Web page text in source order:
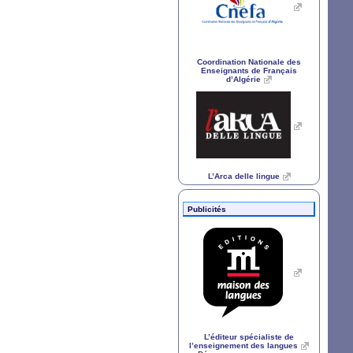
Coordination Nationale des
Enseignants de Français
d’Algérie
L’Arca delle lingue
Publicités
L’éditeur spécialiste de
l’enseignement des langues